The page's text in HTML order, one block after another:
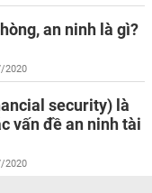
an ninh là gì?
2020
security) là
vấn đề an ninh tài
2020